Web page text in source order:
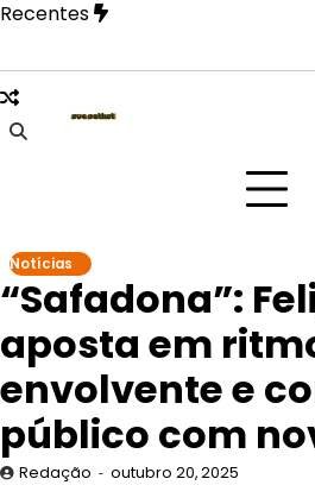
Skip
content
Recentes
revela fase mais íntima em novo EP
Notícias
“Safadona”:
aposta em
envolvente e
público com
Redação outubro 20, 2025